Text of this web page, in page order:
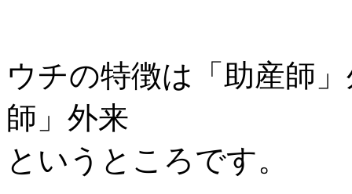
ウチの特徴は「助産師
師」外来
というところです。